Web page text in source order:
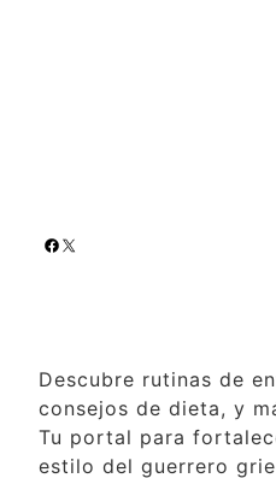
Descubre rutinas de
consejos de dieta, y
Tu portal para
estilo del guerrero